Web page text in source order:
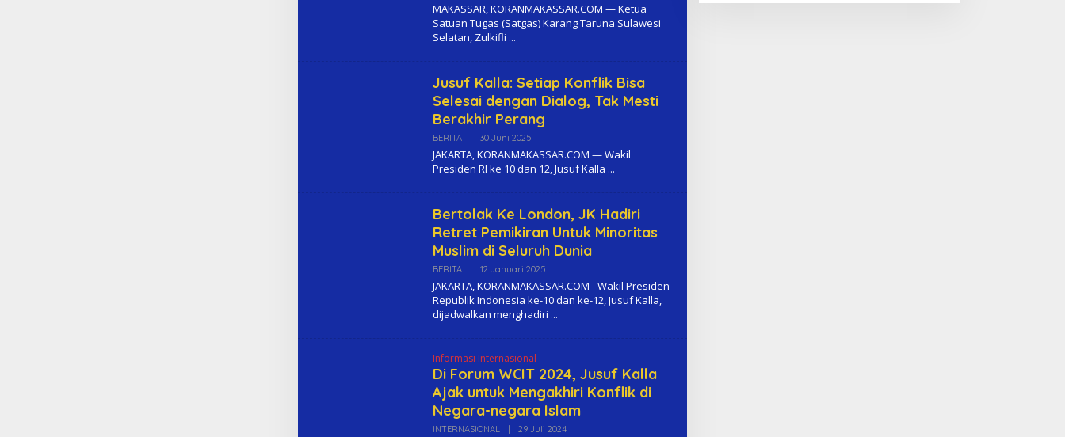
E
H
MAKASSAR, KORANMAKASSAR.COM — Ketua
Satuan Tugas (Satgas) Karang Taruna Sulawesi
Selatan, Zulkifli
Jusuf Kalla: Setiap Konflik Bisa
Selesai dengan Dialog, Tak Mesti
Berakhir Perang
BERITA | 30 Juni 2025
E
H
O
A
JAKARTA, KORANMAKASSAR.COM — Wakil
Presiden RI ke 10 dan 12, Jusuf Kalla
Bertolak Ke London, JK Hadiri
Retret Pemikiran Untuk Minoritas
Muslim di Seluruh Dunia
BERITA | 12 Januari 2025
E
H
K
JAKARTA, KORANMAKASSAR.COM –Wakil Presiden
Republik Indonesia ke-10 dan ke-12, Jusuf Kalla,
dijadwalkan menghadiri
Informasi Internasional
Di Forum WCIT 2024, Jusuf Kalla
Ajak untuk Mengakhiri Konflik di
Negara-negara Islam
INTERNASIONAL | 29 Juli 2024O